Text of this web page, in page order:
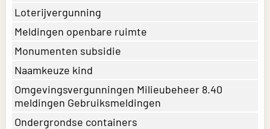
Loterijvergunning
Meldingen openbare ruimte
Monumenten subsidie
Naamkeuze kind
Omgevingsvergunningen Milieubeheer 8.40
meldingen Gebruiksmeldingen
Ondergrondse containers